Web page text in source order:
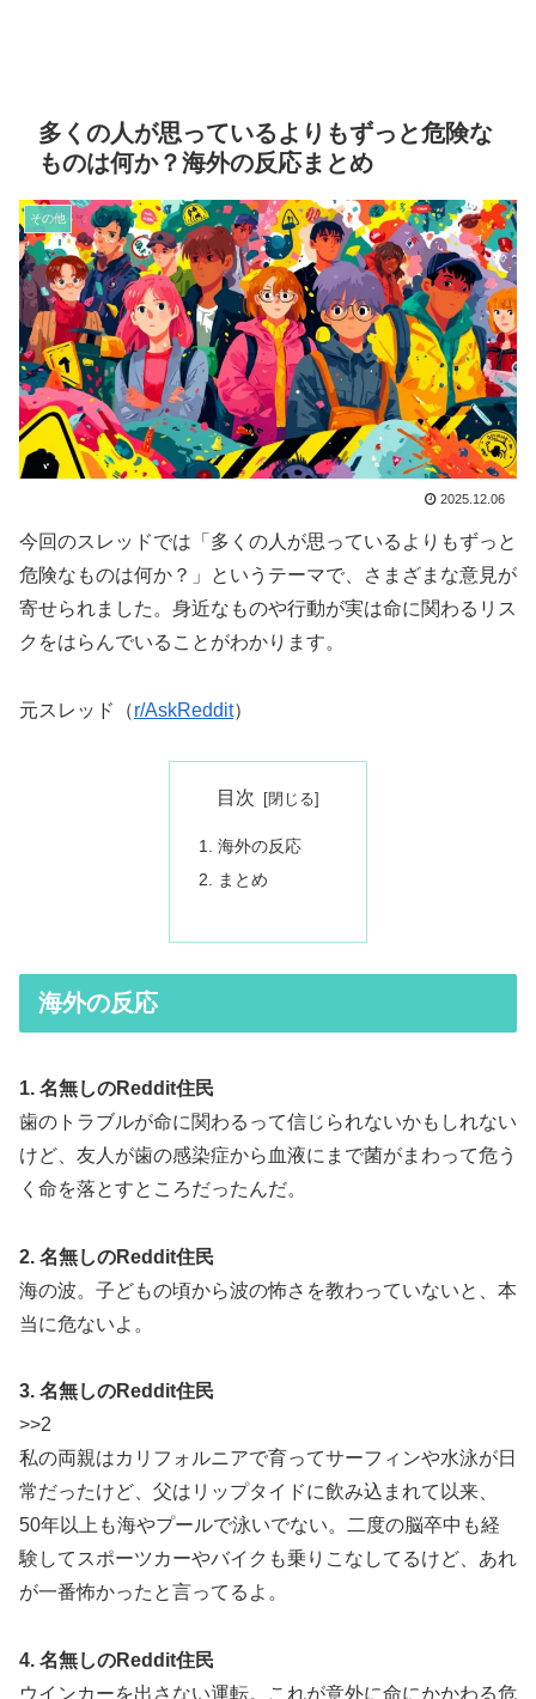
多くの人が思っているよりもずっと危険な
ものは何か？海外の反応まとめ
その他
2025.12.06
今回のスレッドでは「多くの人が思っているよりもずっと
危険なものは何か？」というテーマで、さまざまな意見が
寄せられました。身近なものや行動が実は命に関わるリス
クをはらんでいることがわかります。
元スレッド（r/AskReddit）
目次
海外の反応
まとめ
海外の反応
1. 名無しのReddit住民
歯のトラブルが命に関わるって信じられないかもしれない
けど、友人が歯の感染症から血液にまで菌がまわって危う
く命を落とすところだったんだ。
2. 名無しのReddit住民
海の波。子どもの頃から波の怖さを教わっていないと、本
当に危ないよ。
3. 名無しのReddit住民
>>2
私の両親はカリフォルニアで育ってサーフィンや水泳が日
常だったけど、父はリップタイドに飲み込まれて以来、
50年以上も海やプールで泳いでない。二度の脳卒中も経
験してスポーツカーやバイクも乗りこなしてるけど、あれ
が一番怖かったと言ってるよ。
4. 名無しのReddit住民
ウインカーを出さない運転。これが意外に命にかかわる危